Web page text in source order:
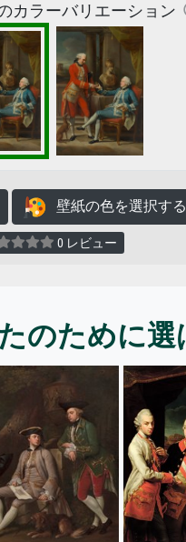
カラーバリエーション
壁紙の色を選択する
0 レビュー
のために